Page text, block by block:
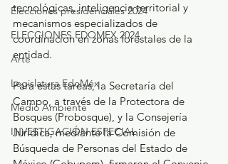
Elecciones presidenciales 2024
ELECCIONES EDOMEX 2024
Arte
Legislatura EdoMéx
Medio Ambiente
INVESTIGACIÓN ESPECIAL
tecnológicas, inteligencia territorial y
mecanismos especializados de
coordinación en zonas forestales de la
entidad.
Para estas tareas, la Secretaría del
Campo, a través de la Protectora de
Bosques (Probosque), y la Consejería
Jurídica, mediante la Comisión de
Búsqueda de Personas del Estado de